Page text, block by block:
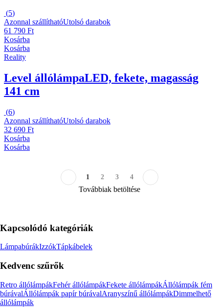
(5)
Azonnal szállíthatóUtolsó darabok
61 790 Ft
Kosárba
Kosárba
Reality
Level állólámpaLED, fekete, magasság
141 cm
(6)
Azonnal szállíthatóUtolsó darabok
32 690 Ft
Kosárba
Kosárba
1 2 3 4
Továbbiak betöltése
Kapcsolódó kategóriák
LámpabúrákIzzókTápkábelek
Kedvenc szűrők
Retro állólámpákFehér állólámpákFekete állólámpákÁllólámpák fém
búrávalÁllólámpák papír búrávalAranyszínű állólámpákDimmelhető
állólámpák